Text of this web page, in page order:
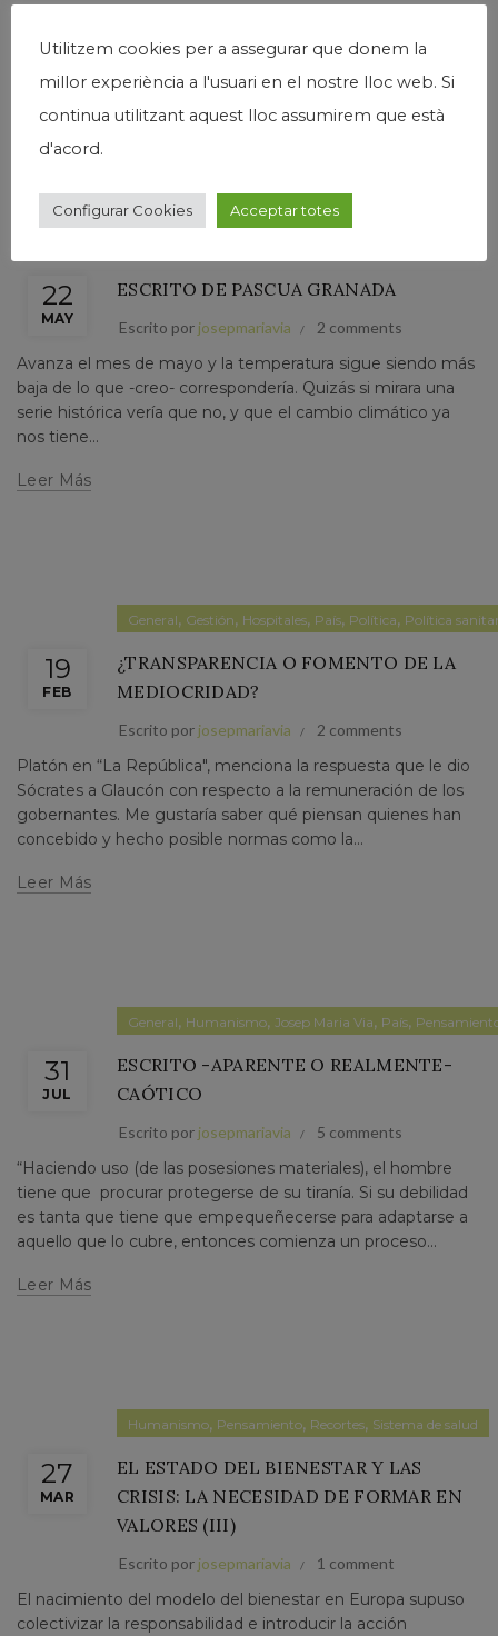
viento huracanado ha soplado fuerte toda la noche. El
ambiente, la claridad,...
Leer Más
22
MAY
ESCRITO DE PASCUA GRANADA
Escrito por josepmariavia 2 comments
Avanza el mes de mayo y la temperatura sigue siendo más
baja de lo que -creo- correspondería. Quizás si mirara una
serie histórica vería que no, y que el cambio climático ya
nos tiene...
Leer Más
19
FEB
General, Gestión, Hospitales, País, Política, Política
¿TRANSPARENCIA O FOMENTO DE LA
MEDIOCRIDAD?
Escrito por josepmariavia 2 comments
Platón en “La República", menciona la respuesta que le dio
Sócrates a Glaucón con respecto a la remuneración de los
gobernantes. Me gustaría saber qué piensan quienes han
concebido y hecho posible normas como la...
Leer Más
31
JUL
General, Humanismo, Josep Maria Via, País,
ESCRITO -APARENTE O REALMENTE-
CAÓTICO
Escrito por josepmariavia 5 comments
“Haciendo uso (de las posesiones materiales), el hombre
tiene que procurar protegerse de su tiranía. Si su debilidad
es tanta que tiene que empequeñecerse para adaptarse a
aquello que lo cubre, entonces comienza un proceso...
Leer Más
27
MAR
Humanismo, Pensamiento, Recortes, Sistema de salud
EL ESTADO DEL BIENESTAR Y LAS
CRISIS: LA NECESIDAD DE FORMAR EN
VALORES (III)
Escrito por josepmariavia 1 comment
El nacimiento del modelo del bienestar en Europa supuso
colectivizar la responsabilidad e introducir la acción
Utilitzem cookies per a assegurar que donem la
millor experiència a l'usuari en el nostre lloc web. Si
continua utilitzant aquest lloc assumirem que està
d'acord.
Configurar Cookies Acceptar totes